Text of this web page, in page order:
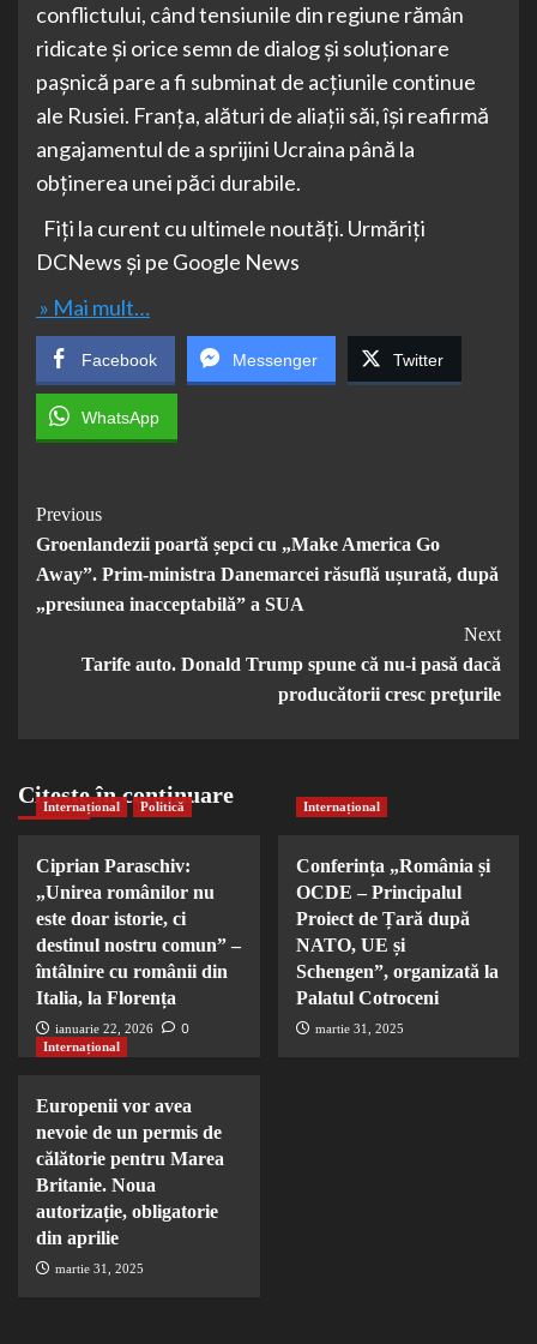
conflictului, când tensiunile din regiune rămân
ridicate și orice semn de dialog și soluționare
pașnică pare a fi subminat de acțiunile continue
ale Rusiei. Franța, alături de aliații săi, își reafirmă
angajamentul de a sprijini Ucraina până la
obținerea unei păci durabile.
Fiți la curent cu ultimele noutăți. Urmăriți
DCNews și pe Google News
» Mai mult…
Facebook Messenger Twitter
WhatsApp
Post
Navigation
Previous
Groenlandezii poartă șepci cu „Make America Go
Away”. Prim-ministra Danemarcei răsuflă ușurată, după
„presiunea inacceptabilă” a SUA
Next
Tarife auto. Donald Trump spune că nu-i pasă dacă
producătorii cresc preţurile
Citește în continuare
Internațional Politică
Ciprian Paraschiv:
„Unirea românilor nu
este doar istorie, ci
destinul nostru comun” –
întâlnire cu românii din
Italia, la Florența
ianuarie 22, 2026 0
Internațional
Conferința „România și
OCDE – Principalul
Proiect de Țară după
NATO, UE și
Schengen”, organizată la
Palatul Cotroceni
martie 31, 2025
Internațional
Europenii vor avea
nevoie de un permis de
călătorie pentru Marea
Britanie. Noua
autorizație, obligatorie
din aprilie
martie 31, 2025